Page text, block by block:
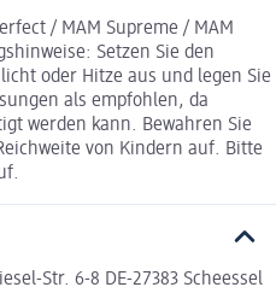
/ MAM Supreme / MAM
Setzen Sie den
oder Hitze aus und legen Sie
als empfohlen, da
werden kann. Bewahren Sie
von Kindern auf. Bitte
Str. 6-8 DE-27383 Scheessel